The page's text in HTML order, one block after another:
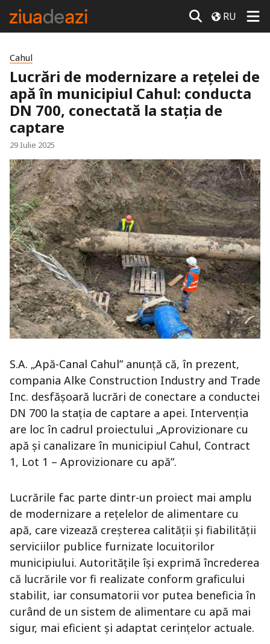
RU
Cahul
Lucrări de modernizare a rețelei de
apă în municipiul Cahul: conducta
DN 700, conectată la stația de
captare
29 Iulie 2025
S.A. „Apă-Canal Cahul” anunță că, în prezent,
compania Alke Construction Industry and Trade
Inc. desfășoară lucrări de conectare a conductei
DN 700 la stația de captare a apei. Intervenția
are loc în cadrul proiectului „Aprovizionare cu
apă și canalizare în municipiul Cahul, Contract
1, Lot 1 – Aprovizionare cu apă”.
Lucrările fac parte dintr-un proiect mai amplu
de modernizare a rețelelor de alimentare cu
apă, care vizează creșterea calității și fiabilității
serviciilor publice furnizate locuitorilor
municipiului. Autoritățile își exprimă încrederea
că lucrările vor fi realizate conform graficului
stabilit, iar consumatorii vor putea beneficia în
curând de un sistem de alimentare cu apă mai
sigur, mai eficient și adaptat cerințelor actuale.